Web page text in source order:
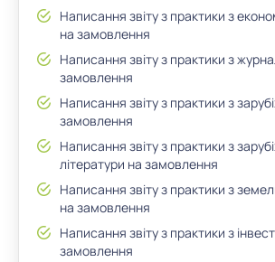
Написання звіту з практики з
на замовлення
Написання звіту з практики з
замовлення
Написання звіту з практики з
замовлення
Написання звіту з практики з
літератури на замовлення
Написання звіту з практики з
на замовлення
Написання звіту з практики з
замовлення